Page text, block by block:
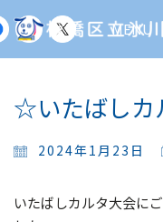
MENU
☆いたばしカ
2024年1月23日
いたばしカルタ大会に